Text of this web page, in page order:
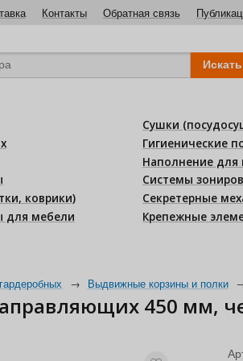
Контакты Обратная связь
коврики)
для мебели
Сушки
Гигиенические
Наполнение для
Системы
Секретерные
Крепежные
→ Выдвижные корзины и полки
450 мм,